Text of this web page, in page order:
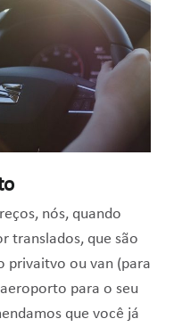
nós, quando
translados, que são
privaitvo ou van (para
para o seu
que você já